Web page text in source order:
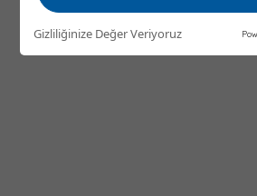
Gizliliğinize Değer Veriyoruz